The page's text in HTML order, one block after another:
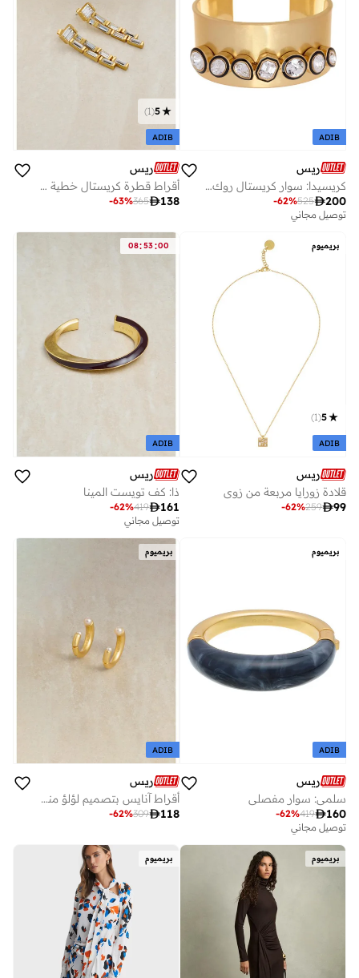
ADIB
ريس
كريسيدا: سوار كريستال روك بالمينا
200
525
-62%
توصيل مجاني
5
(
1
)
ADIB
ريس
أقراط قطرة كريستال خطية من ليفيا
138
365
-63%
بريميوم
5
(
1
)
ADIB
ريس
قلادة زورايا مربعة من زوي
99
259
-62%
08:53:00
ADIB
ريس
ذا: كف تويست المينا
161
419
-62%
توصيل مجاني
بريميوم
ADIB
ريس
سلمى: سوار مفصلي
160
419
-62%
توصيل مجاني
بريميوم
ADIB
ريس
أقراط آنايس بتصميم لؤلؤ منحني من الأمام والخلف
118
309
-62%
بريميوم بريميوم